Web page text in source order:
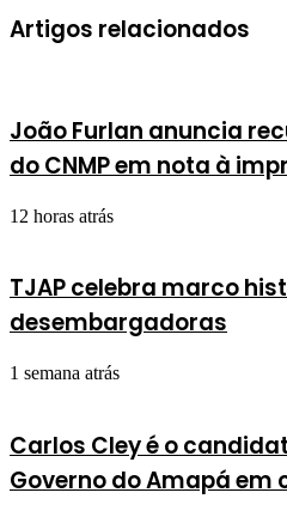
Artigos relacionados
João Furlan anuncia
do CNMP em nota à
12 horas atrás
TJAP celebra marco
desembargadoras
1 semana atrás
Carlos Cley é o
Governo do Amapá em